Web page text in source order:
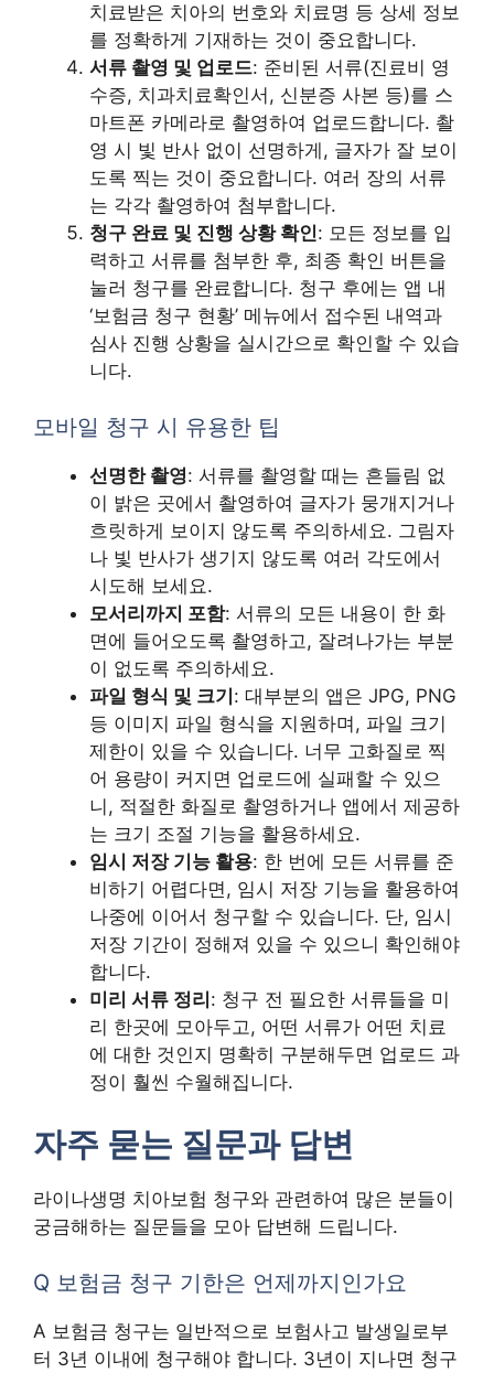
치료받은 치아의 번호와 치료명 등 상세 정보
를 정확하게 기재하는 것이 중요합니다.
서류 촬영 및 업로드: 준비된 서류(진료비 영
수증, 치과치료확인서, 신분증 사본 등)를 스
마트폰 카메라로 촬영하여 업로드합니다. 촬
영 시 빛 반사 없이 선명하게, 글자가 잘 보이
도록 찍는 것이 중요합니다. 여러 장의 서류
는 각각 촬영하여 첨부합니다.
청구 완료 및 진행 상황 확인: 모든 정보를 입
력하고 서류를 첨부한 후, 최종 확인 버튼을
눌러 청구를 완료합니다. 청구 후에는 앱 내
‘보험금 청구 현황’ 메뉴에서 접수된 내역과
심사 진행 상황을 실시간으로 확인할 수 있습
니다.
모바일 청구 시 유용한 팁
선명한 촬영: 서류를 촬영할 때는 흔들림 없
이 밝은 곳에서 촬영하여 글자가 뭉개지거나
흐릿하게 보이지 않도록 주의하세요. 그림자
나 빛 반사가 생기지 않도록 여러 각도에서
시도해 보세요.
모서리까지 포함: 서류의 모든 내용이 한 화
면에 들어오도록 촬영하고, 잘려나가는 부분
이 없도록 주의하세요.
파일 형식 및 크기: 대부분의 앱은 JPG, PNG
등 이미지 파일 형식을 지원하며, 파일 크기
제한이 있을 수 있습니다. 너무 고화질로 찍
어 용량이 커지면 업로드에 실패할 수 있으
니, 적절한 화질로 촬영하거나 앱에서 제공하
는 크기 조절 기능을 활용하세요.
임시 저장 기능 활용: 한 번에 모든 서류를 준
비하기 어렵다면, 임시 저장 기능을 활용하여
나중에 이어서 청구할 수 있습니다. 단, 임시
저장 기간이 정해져 있을 수 있으니 확인해야
합니다.
미리 서류 정리: 청구 전 필요한 서류들을 미
리 한곳에 모아두고, 어떤 서류가 어떤 치료
에 대한 것인지 명확히 구분해두면 업로드 과
정이 훨씬 수월해집니다.
자주 묻는 질문과 답변
라이나생명 치아보험 청구와 관련하여 많은 분들이
궁금해하는 질문들을 모아 답변해 드립니다.
Q 보험금 청구 기한은 언제까지인가요
A 보험금 청구는 일반적으로 보험사고 발생일로부
터 3년 이내에 청구해야 합니다. 3년이 지나면 청구